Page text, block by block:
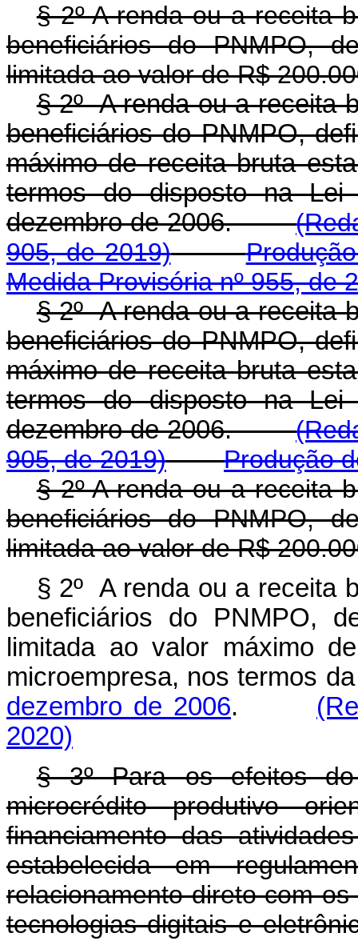
§ 2º A renda ou a receita
beneficiários do PNMPO,
limitada ao valor de R$
§ 2º A renda ou a receita
beneficiários do PNMPO,
máximo de receita bruta
termos do disposto na
dezembro de 2006.
905, de 2019)
Medida Provisória nº 955, de
§ 2º A renda ou a receita
beneficiários do PNMPO,
máximo de receita bruta
termos do disposto na
dezembro de 2006.
905, de 2019)
Produção
§ 2º A renda ou a receita
beneficiários do PNMPO,
limitada ao valor de R$
§ 2º A renda ou a receita
beneficiários do PNMPO,
limitada ao valor máximo
microempresa, nos termos
dezembro de 2006.
2020)
§ 3º Para os efeitos do
microcrédito produtivo
financiamento das
estabelecida em
relacionamento direto com
tecnologias digitais e